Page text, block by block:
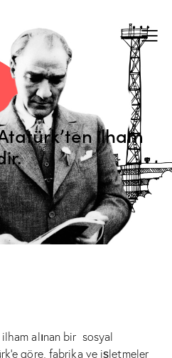
ilham
alınan bir sosyal
göre, fabrika ve işletmeler